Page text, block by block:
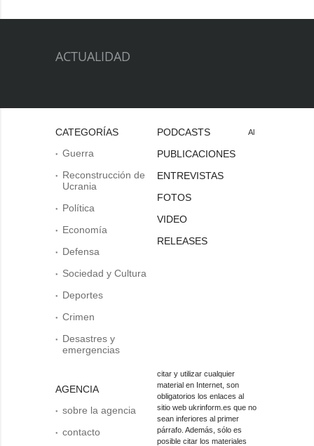
ACTUALIDAD
CATEGORÍAS
Guerra
Reconstrucción de
Ucrania
Política
Economía
Defensa
Sociedad y Cultura
Deportes
Crimen
Desastres y
emergencias
AGENCIA
sobre la agencia
contacto
PODCASTS
PUBLICACIONES
ENTREVISTAS
FOTOS
VIDEO
RELEASES
Al
citar y utilizar cualquier
material en Internet, son
obligatorios los enlaces al
sitio web ukrinform.es que no
sean inferiores al primer
párrafo. Además, sólo es
posible citar los materiales